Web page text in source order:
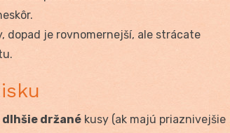
dopad je rovnomernejší, ale strácate
dlhšie držané kusy (ak majú priaznivejšie